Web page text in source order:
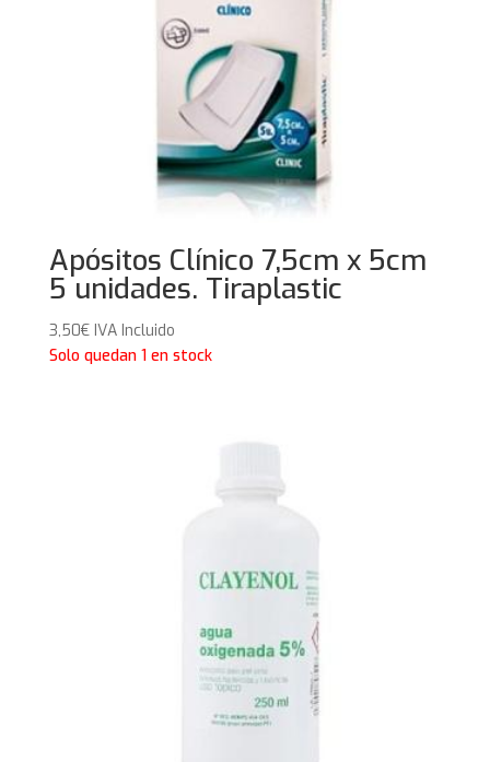
Apósitos Clínico 7,5cm x 5cm
5 unidades. Tiraplastic
3,50€ IVA Incluido
Solo quedan 1 en stock